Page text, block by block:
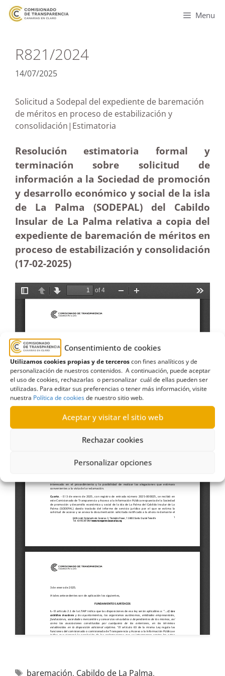
Consentimiento de cookies
Utilizamos cookies propias y de terceroscon fines analíticos y de
personalización de nuestros contenidos. A continuación, puede aceptar
el uso de cookies, rechazarlas o personalizar cuál de ellas pueden ser
utilizadas. Para editar sus preferencias o tener más información, visite
nuestra Política de cookiesde nuestro sitio web.
Aceptar y visitar el sitio web
Rechazar cookies
Personalizar opciones
Menu
R821/2024
14/07/2025
Solicitud a Sodepal del expediente de baremación
de méritos en proceso de estabilización y
consolidación|Estimatoria
Resolución estimatoria formal y
terminación sobre solicitud de
información a la Sociedad de promoción
y desarrollo económico y social de la isla
de La Palma (SODEPAL) del Cabildo
Insular de La Palma relativa a copia del
expediente de baremación de méritos en
proceso de estabilización y consolidación
(17-02-2025)
baremación, Cabildo de La Palma,